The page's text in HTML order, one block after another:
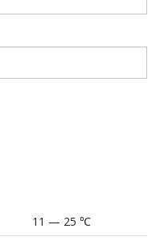
11 — 25 ℃